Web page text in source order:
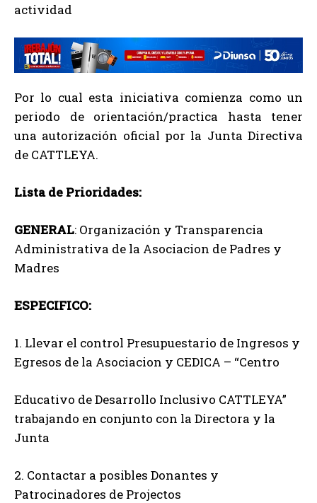
actividad
Por lo cual esta iniciativa comienza como un
periodo de orientación/practica hasta tener
una autorización oficial por la Junta Directiva
de CATTLEYA.
Lista de Prioridades:
GENERAL: Organización y Transparencia
Administrativa de la Asociacion de Padres y
Madres
ESPECIFICO:
1. Llevar el control Presupuestario de Ingresos y
Egresos de la Asociacion y CEDICA – “Centro
Educativo de Desarrollo Inclusivo CATTLEYA”
trabajando en conjunto con la Directora y la
Junta
2. Contactar a posibles Donantes y
Patrocinadores de Projectos